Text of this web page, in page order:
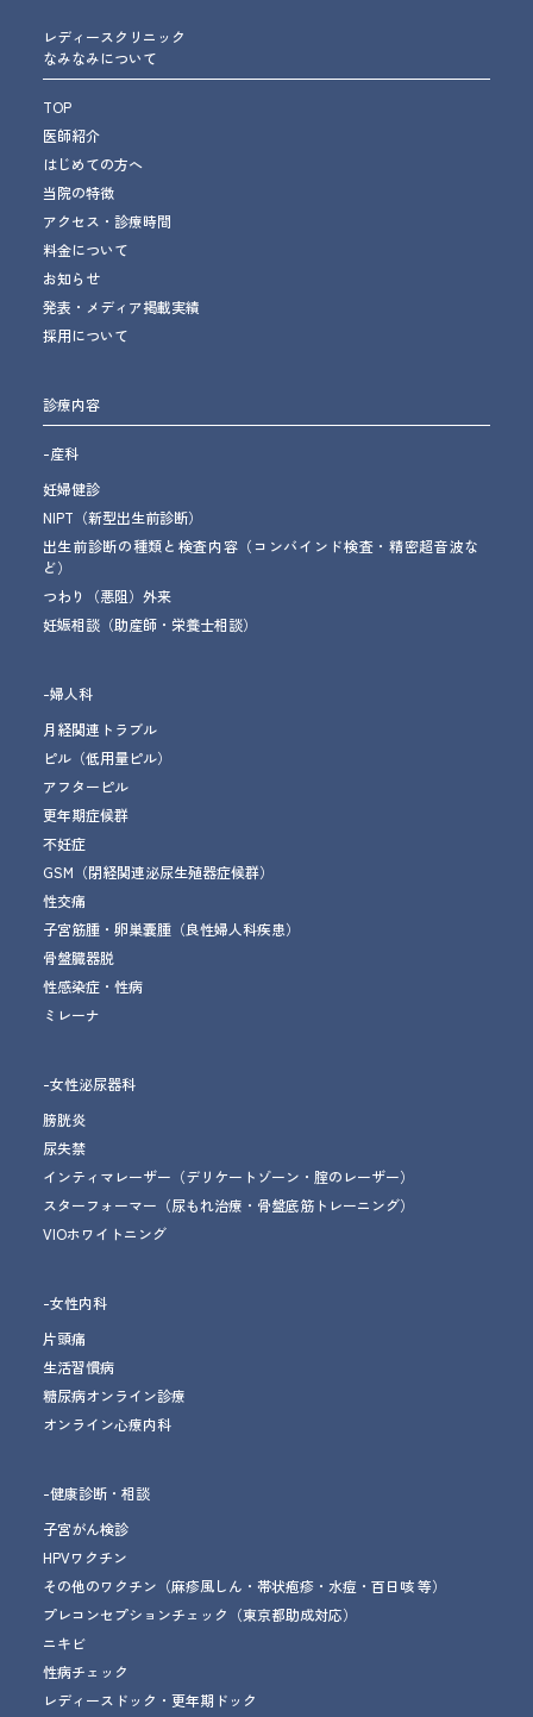
レディースクリニック
なみなみについて
TOP
医師紹介
はじめての方へ
当院の特徴
アクセス・診療時間
料金について
お知らせ
発表・メディア掲載実績
採用について
診療内容
-産科
妊婦健診
NIPT（新型出生前診断）
出生前診断の種類と検査内容（コンバインド検査・精密超音波な
ど）
つわり（悪阻）外来
妊娠相談（助産師・栄養士相談）
-婦人科
月経関連トラブル
ピル（低用量ピル）
アフターピル
更年期症候群
不妊症
GSM （閉経関連泌尿生殖器症候群）
性交痛
子宮筋腫・卵巣嚢腫（良性婦人科疾患）
骨盤臓器脱
性感染症・性病
ミレーナ
-女性泌尿器科
膀胱炎
尿失禁
インティマレーザー （デリケートゾーン・腟のレーザー）
スターフォーマー （尿もれ治療 ・骨盤底筋トレーニング）
VIOホワイトニング
-女性内科
片頭痛
生活習慣病
糖尿病オンライン診療
オンライン心療内科
-健康診断・相談
子宮がん検診
HPVワクチン
その他のワクチン （麻疹風しん・帯状疱疹・水痘・百日咳 等）
プレコンセプションチェック （東京都助成対応）
ニキビ
性病チェック
レディースドック・更年期ドック